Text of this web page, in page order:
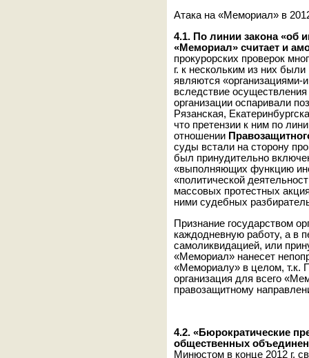
Атака на «Мемориал» в
4.1. По линии закона «об
«Мемориал» считает и
прокурорских проверок
г. к нескольким из них
являются «организациями-
вследствие
организации оспаривали
Рязанская,
что претензии к ним по
отношении
суды встали на сторону
был принудительно
«выполняющих функцию
«политической
массовых протестных
ними судебных
Признание государством
каждодневную работу, а в
самоликвидацией, или
«Мемориал» нанесет
«Мемориалу» в целом, т.к.
организация для всего
правозащитному
4.2. «Бюрократические
общественных
Минюстом в конце 2012 г.